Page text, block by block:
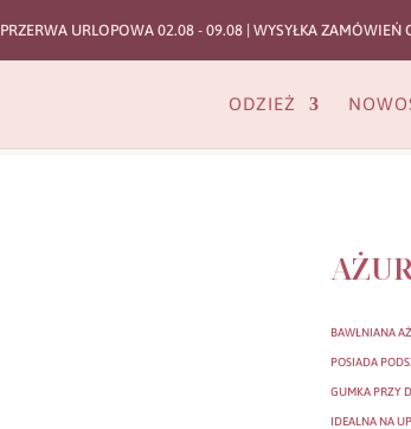
ODZIEŻ
BAWŁNIANA
POSIADA
GUMKA PRZY
IDEALNA NA
PRZERWA URLOPOWA 02.08 - 09.08 | WYSYŁKA ZAMÓWIEŃ